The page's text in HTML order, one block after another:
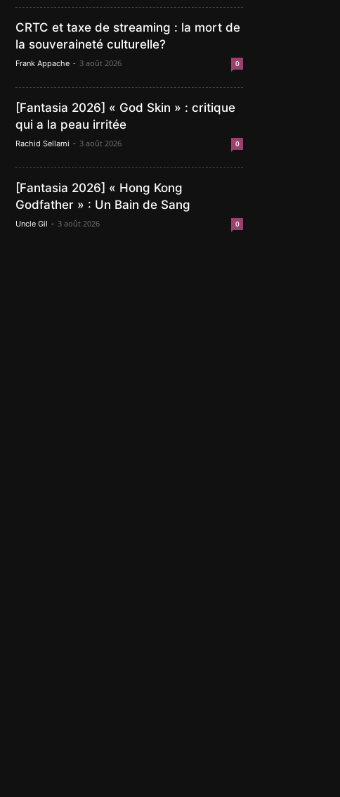
CRTC et taxe de streaming : la mort de
la souveraineté culturelle?
Frank Appache - 3 août 2026 0
[Fantasia 2026] « God Skin » : critique
qui a la peau irritée
Rachid Sellami - 3 août 2026 0
[Fantasia 2026] « Hong Kong
Godfather » : Un Bain de Sang
Uncle Gil - 3 août 2026 0